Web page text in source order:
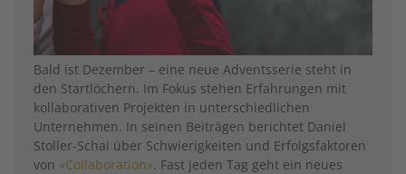
Bald ist Dezember – eine neue Adventsserie steht in
den Start­löchern. Im Fokus stehen Erfahrungen mit
kollaborativen Projekten in unterschiedlichen
Unternehmen. In seinen Beiträgen berichtet Daniel
Stoller-Schai über Schwierigkeiten und Erfolgsfaktoren
von «Collaboration». Fast jeden Tag geht ein neues